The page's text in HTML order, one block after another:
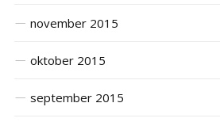
november 2015
oktober 2015
september 2015